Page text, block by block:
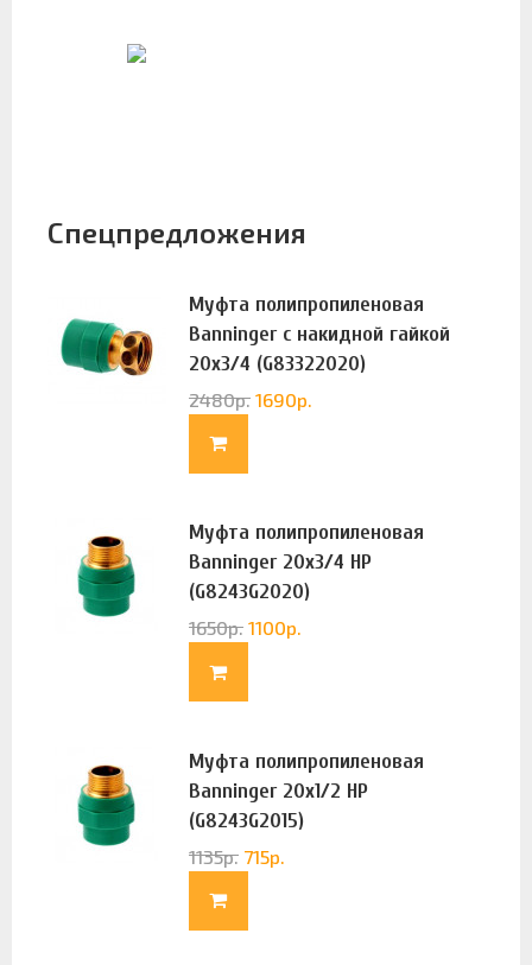
Спецпредложения
Муфта полипропиленовая
Banninger с накидной гайкой
20х3/4 (G83322020)
2480р. 1690р.
Муфта полипропиленовая
Banninger 20х3/4 НР
(G8243G2020)
1650р. 1100р.
Муфта полипропиленовая
Banninger 20х1/2 НР
(G8243G2015)
1135р. 715р.